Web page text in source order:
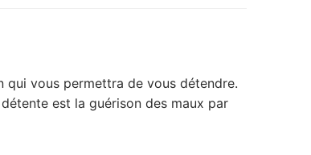
vous permettra de vous détendre.
est la guérison des maux par